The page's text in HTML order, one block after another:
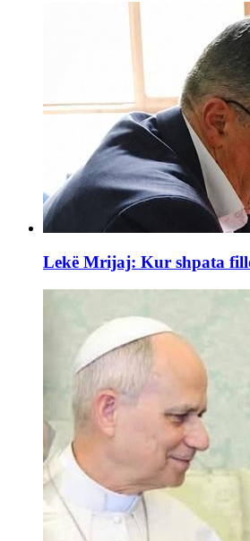
Lekë Mrijaj: Kur shpata